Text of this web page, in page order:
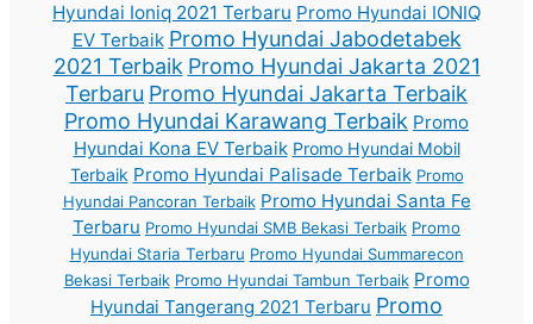
Hyundai Ioniq 2021 Terbaru Promo Hyundai IONIQ
EV Terbaik Promo Hyundai Jabodetabek
2021 Terbaik Promo Hyundai Jakarta 2021
Terbaru Promo Hyundai Jakarta Terbaik
Promo Hyundai Karawang Terbaik Promo
Hyundai Kona EV Terbaik Promo Hyundai Mobil
Terbaik Promo Hyundai Palisade Terbaik Promo
Hyundai Pancoran Terbaik Promo Hyundai Santa Fe
Terbaru Promo Hyundai SMB Bekasi Terbaik Promo
Hyundai Staria Terbaru Promo Hyundai Summarecon
Bekasi Terbaik Promo Hyundai Tambun Terbaik Promo
Hyundai Tangerang 2021 Terbaru Promo